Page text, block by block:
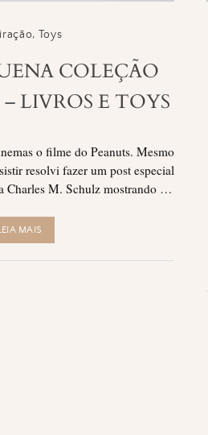
, Toys
COLEÇÃO
LIVROS E TOYS
o filme do Peanuts. Mesmo
resolvi fazer um post especial
Charles M. Schulz mostrando …
MAIS